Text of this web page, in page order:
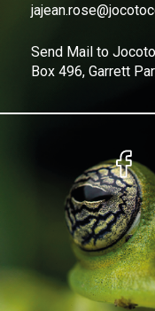
Send Mail to
Box 496, Garrett